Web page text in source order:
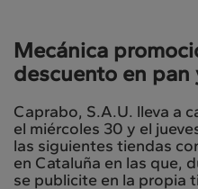
Mecánica
descuento en pan
Caprabo, S.A.U. lleva a
el miércoles 30 y el
las siguientes tiendas
en Cataluña en las que,
se publicite en la propia